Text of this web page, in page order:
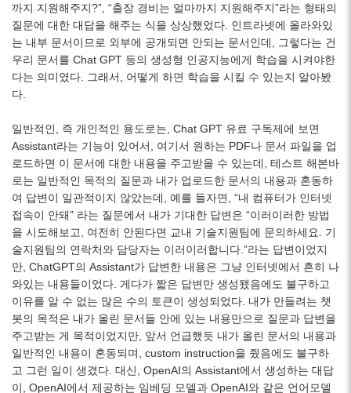
까지 지원해주지?”, “출장 경비는 얼마까지 지원해주지”라는 형태의
질문에 대한 대답을 해주는 식을 상상했었다. 인트라넷에 올라와있
는 내부 문서이므로 외부에 공개되면 안되는 문서인데, 그렇다는 건
우리 문서를 Chat GPT 등의 생성형 인공지능에게 학습을 시켜야한
다는 의미였다. 그래서, 어떻게 하면 학습을 시킬 수 있는지 알아봤
다.
일반적인, 즉 개인적인 용도로는, Chat GPT 유료 구독제에 보면
Assistant라는 기능이 있어서, 여기서 원하는 PDF나 문서 파일을 업
로드하면 이 문서에 대한 내용을 주고받을 수 있는데, 테스트 해본바
로는 일반적인 목적의 질문과 내가 업로드한 문서의 내용과 혼동하
여 답변이 일관적이지 않았는데, 예를 들자면, “내 컴퓨터가 인터넷
접속이 안돼” 라는 질문에서 내가 기대한 답변은 “이러이러한 방법
을 시도해보고, 여전히 안된다면 교내 기술지원팀에 문의하세요. 기
술지원팀의 연락처와 담당자는 이러이러합니다.”라는 답변이었지
만, ChatGPT의 Assistant가 답변한 내용은 그냥 인터넷에서 흔히 나
와있는 내용들이었다. 게다가 짧은 답변만 생성됐음에도 불구하고
이유를 알 수 없는 많은 수의 토큰이 생성되었다. 내가 만들려는 챗
봇의 목적은 내가 올린 문서들 안에 있는 내용만으로 질문과 답변을
주고받는 게 목적이었지만, 앞서 언급했듯 내가 올린 문서의 내용과
일반적인 내용이 혼동되며, custom instruction을 줬음에도 불구하
고 그런 일이 생겼다. 대신, OpenAI의 Assistant에서 생성하는 대답
이, OpenAI에서 제공하는 임베딩 모델과 OpenAI와 같은 언어모델